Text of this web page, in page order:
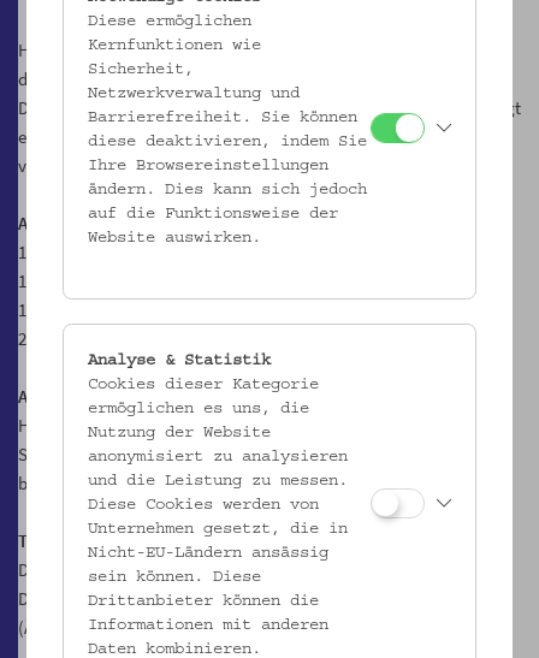
Hier, im einzig erhaltenen Prunkraum des Hauses, lassen die Gäste
die Führung ausklingen und begeben sich zum anschließenden
Dinner ins Museumscafé Hildebrandt. Dem Gruß aus der Küche folgt
ein dreigängiges Menü in Bio-Qualität – auf Wunsch auch
vegetarisch oder vegan.
Ablauf
17.45 Uhr Begrüßung und Aperitiv in der Passage
18.00 Uhr Führung
19.30 Uhr Dinner im Hildebrandt Café
22.00 Uhr Ende
Anmeldung und Bezahlung bitte direkt über den
Hildebrandt Cafés.
Sollten Sie noch einengültigen Gutscheinhaben, melden Sie sich
bitte direkt an hi@hildebrandt.cafe .
Termine:
Do, 18.1.2024, 18.00 Uhr
Do, 21.3.2024, 18.00 Uhr
(Änderungen vorbehalten)
Diese ermöglichen
Kernfunktionen wie
Sicherheit,
Netzwerkverwaltung und
Barrierefreiheit. Sie können
diese deaktivieren, indem Sie
Ihre Browsereinstellungen
ändern. Dies kann sich jedoch
auf die Funktionsweise der
Website auswirken.
Analyse & Statistik
Cookies dieser Kategorie
ermöglichen es uns, die
Nutzung der Website
anonymisiert zu analysieren
und die Leistung zu messen.
Diese Cookies werden von
Unternehmen gesetzt, die in
Nicht-EU-Ländern ansässig
sein können. Diese
Drittanbieter können die
Informationen mit anderen
Daten kombinieren.